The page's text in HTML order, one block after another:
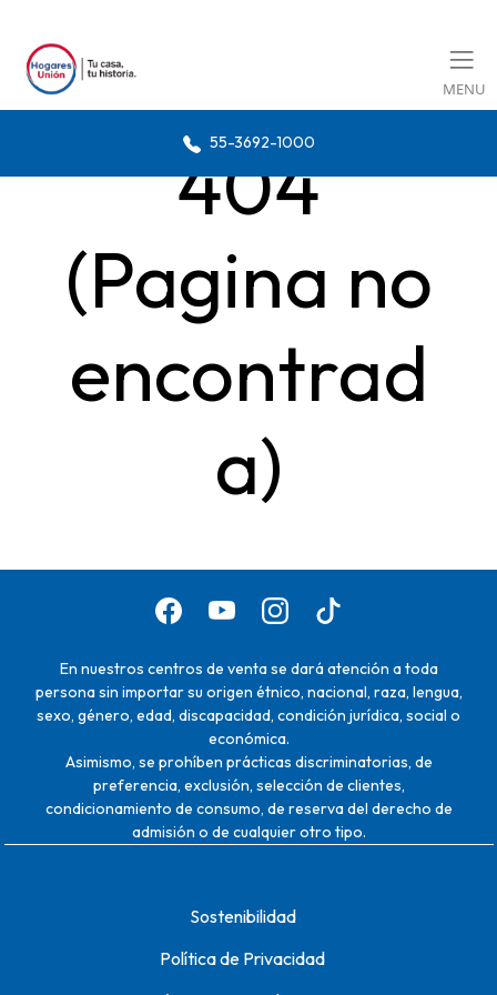
MENU
55-3692-1000
404
(Pagina no
encontrad
a)
En nuestros centros de venta se dará atención a toda
persona sin importar su origen étnico, nacional, raza, lengua,
sexo, género, edad, discapacidad, condición jurídica, social o
económica.
Asimismo, se prohíben prácticas discriminatorias, de
preferencia, exclusión, selección de clientes,
condicionamiento de consumo, de reserva del derecho de
admisión o de cualquier otro tipo.
Sostenibilidad
Política de Privacidad